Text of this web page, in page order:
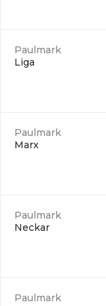
Paulmark
Liga
Paulmark
Marx
Paulmark
Neckar
Paulmark